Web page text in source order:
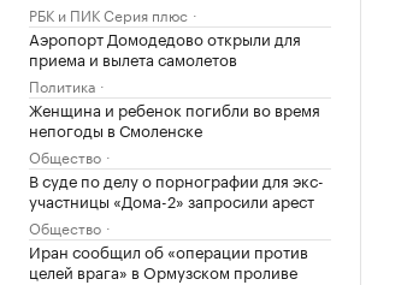
РБК и ПИК Серия плюс
Аэропорт Домодедово открыли для
приема и вылета самолетов
Политика
Женщина и ребенок погибли во время
непогоды в Смоленске
Общество
В суде по делу о порнографии для экс-
участницы «Дома-2» запросили арест
Общество
Иран сообщил об «операции против
целей врага» в Ормузском проливе